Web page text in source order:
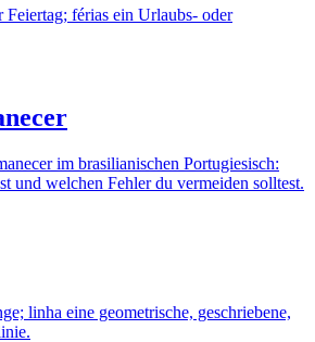
férias ein Urlaubs- oder
im brasilianischen Portugiesisch:
und welchen Fehler du vermeiden solltest.
linha eine geometrische, geschriebene,